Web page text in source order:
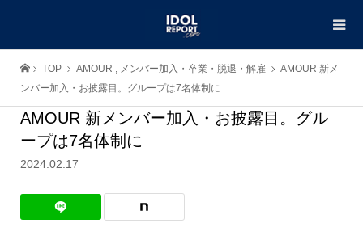
TOP AMOUR , メンバー加入・卒業・脱退・解雇
AMOUR 新メ
ンバー加入・お披露目。グループは7名体制に
AMOUR 新メンバー加入・お披露目。グル
ープは7名体制に
2024.02.17